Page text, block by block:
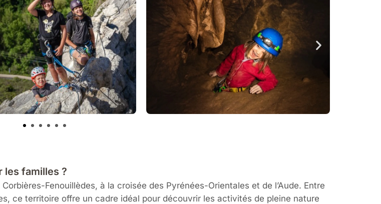
les familles ?
Fenouillèdes, à la croisée des Pyrénées-Orientales et de l’Aude. Entre
ce territoire offre un cadre idéal pour découvrir les activités de pleine nature